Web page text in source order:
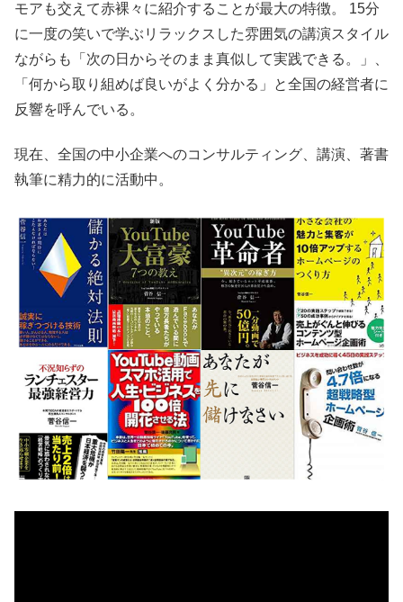
モアも交えて赤裸々に紹介することが最大の特徴。 15分
に一度の笑いで学ぶリラックスした雰囲気の講演スタイル
ながらも「次の日からそのまま真似して実践できる。」、
「何から取り組めば良いがよく分かる」と全国の経営者に
反響を呼んでいる。
現在、全国の中小企業へのコンサルティング、講演、著書
執筆に精力的に活動中。